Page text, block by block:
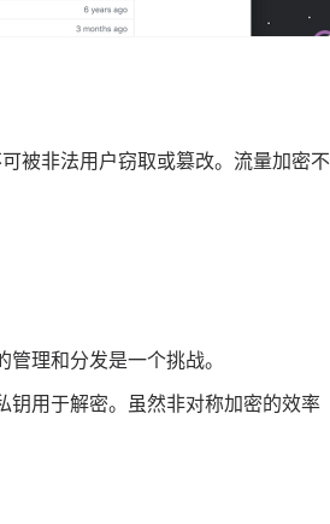
被非法用户窃取或篡改。流量加密不
理和分发是一个挑战。
钥用于解密。虽然非对称加密的效率